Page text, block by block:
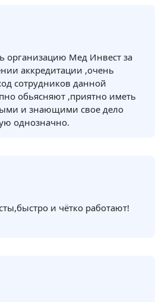
организацию Мед Инвест за
аккредитации ,очень
сотрудников данной
обьясняют ,приятно иметь
и знающими свое дело
однозначно.
и чётко работают!